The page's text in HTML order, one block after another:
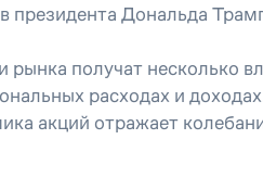
президента Дональда
получат несколько
расходах и
акций отражает